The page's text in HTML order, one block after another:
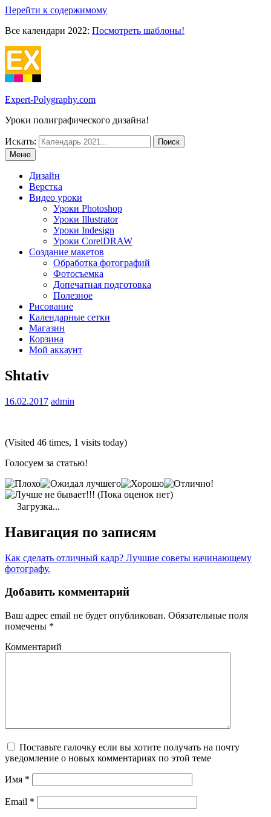
Перейти к содержимому
Все календари 2022: Посмотреть шаблоны!
Expert-Polygraphy.com
Уроки полиграфического дизайна!
Искать:
Меню
Дизайн
Верстка
Видео уроки
Уроки Photoshop
Уроки Illustrator
Уроки Indesign
Уроки CorelDRAW
Создание макетов
Обработка фотографий
Фотосъемка
Допечатная подготовка
Полезное
Рисование
Календарные сетки
Магазин
Корзина
Мой аккаунт
Shtativ
16.02.2017 admin
(Visited 46 times, 1 visits today)
Голосуем за статью!
(Пока оценок нет)
Загрузка...
Навигация по записям
Как сделать отличный кадр? Лучшие советы начинающему
фотографу.
Добавить комментарий
Ваш адрес email не будет опубликован. Обязательные поля
помечены *
Комментарий
Поставьте галочку если вы хотите получать на почту
уведомление о новых комментариях по этой теме
Имя *
Email *